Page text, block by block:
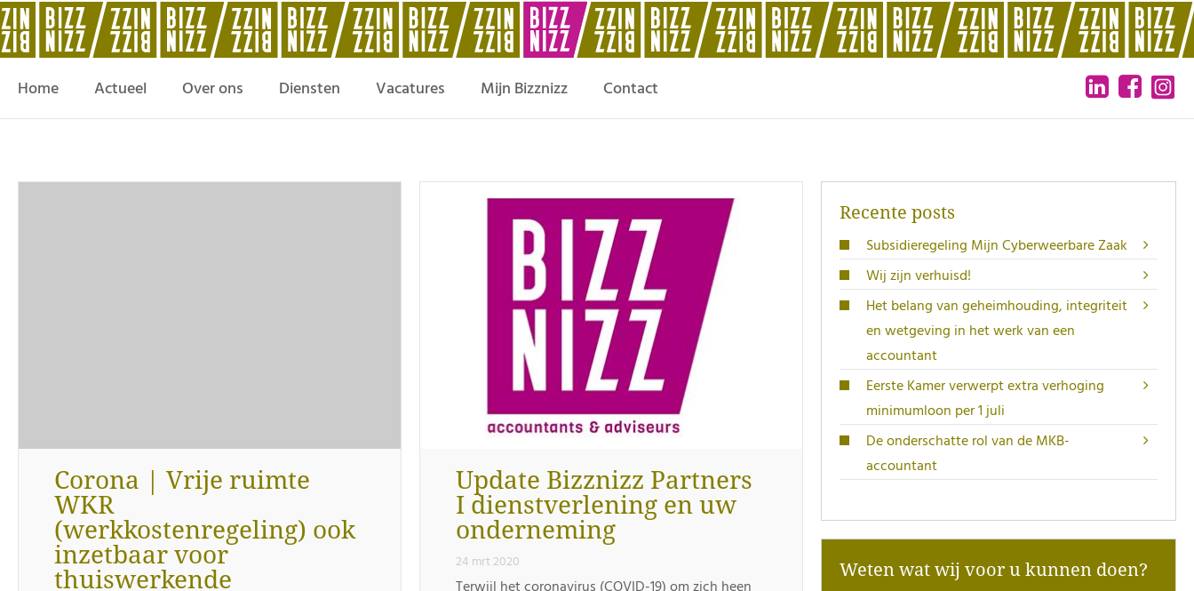
Home Actueel Over ons Diensten Vacatures Mijn Bizznizz Contact
Corona | Vrije ruimte
WKR
(werkkostenregeling) ook
inzetbaar voor
thuiswerkende
Update Bizznizz Partners
I dienstverlening en uw
onderneming
24 mrt 2020
Recente posts
Subsidieregeling Mijn Cyberweerbare Zaak
Wij zijn verhuisd!
Het belang van geheimhouding, integriteit
en wetgeving in het werk van een
accountant
Eerste Kamer verwerpt extra verhoging
minimumloon per 1 juli
De onderschatte rol van de MKB-
accountant
Weten wat wij voor u kunnen doen?